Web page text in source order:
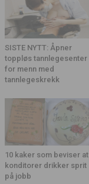
SISTE NYTT: Åpner
toppløs tannlegesenter
for menn med
tannlegeskrekk
10 kaker som beviser at
konditorer drikker sprit
på jobb